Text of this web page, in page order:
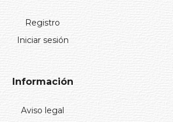
Registro
Iniciar sesión
Información
Aviso legal